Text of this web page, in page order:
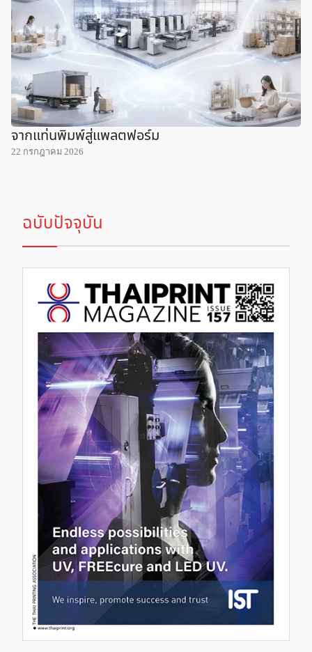
จากแท่นพิมพ์สู่แพลตฟอร์ม
22 กรกฎาคม 2026
ฉบับปัจจุบัน